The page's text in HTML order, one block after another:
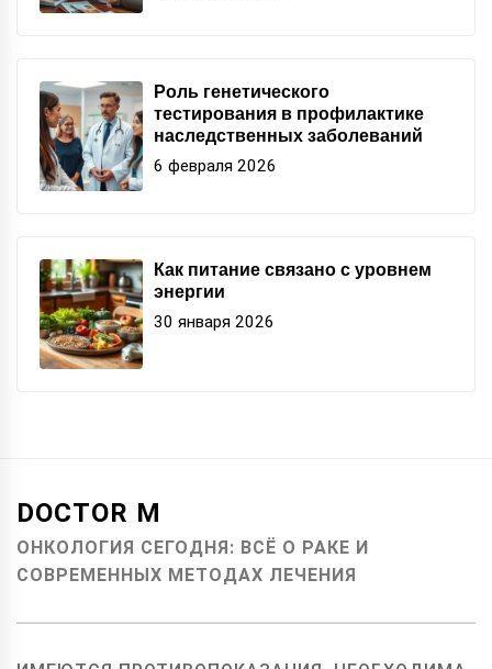
Роль генетического
тестирования в профилактике
наследственных заболеваний
6 февраля 2026
Как питание связано с уровнем
энергии
30 января 2026
DOCTOR M
ОНКОЛОГИЯ СЕГОДНЯ: ВСЁ О РАКЕ И
СОВРЕМЕННЫХ МЕТОДАХ ЛЕЧЕНИЯ